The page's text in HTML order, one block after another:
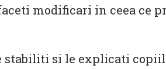
modificari in ceea ce
stabiliti si le explicati